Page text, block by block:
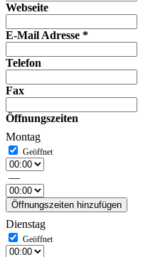
Webseite
E-Mail Adresse *
Telefon
Fax
Öffnungszeiten
Montag
—
Öffnungszeiten hinzufügen
Dienstag